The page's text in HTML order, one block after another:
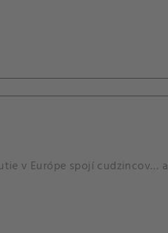
v Európe spojí cudzincov… a